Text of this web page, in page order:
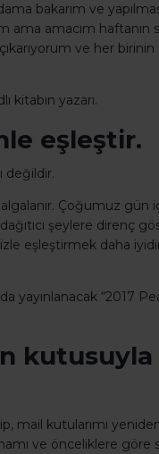
bakarım ve
ama amacım
ve her
kitabın yazarı.
eşleştir.
değildir.
Çoğumuz gün
şeylere direnç
eşleştirmek daha
yayınlanacak “2017
mail kutularımı
ve önceliklere göre